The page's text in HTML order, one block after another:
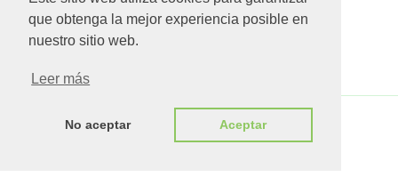
que obtenga la mejor experiencia posible en
nuestro sitio web.
Leer más
No aceptar Aceptar
Copyright © 2026 MUG